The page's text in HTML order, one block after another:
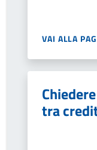
VAI ALLA
tra